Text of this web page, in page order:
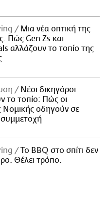
Μια νέα οπτική της
Πώς Gen Zs και
αλλάζουν το τοπίο της
Νέοι δικηγόροι
το τοπίο: Πώς οι
Νομικής οδηγούν σε
Το BBQ στο σπίτι δεν
Θέλει τρόπο.